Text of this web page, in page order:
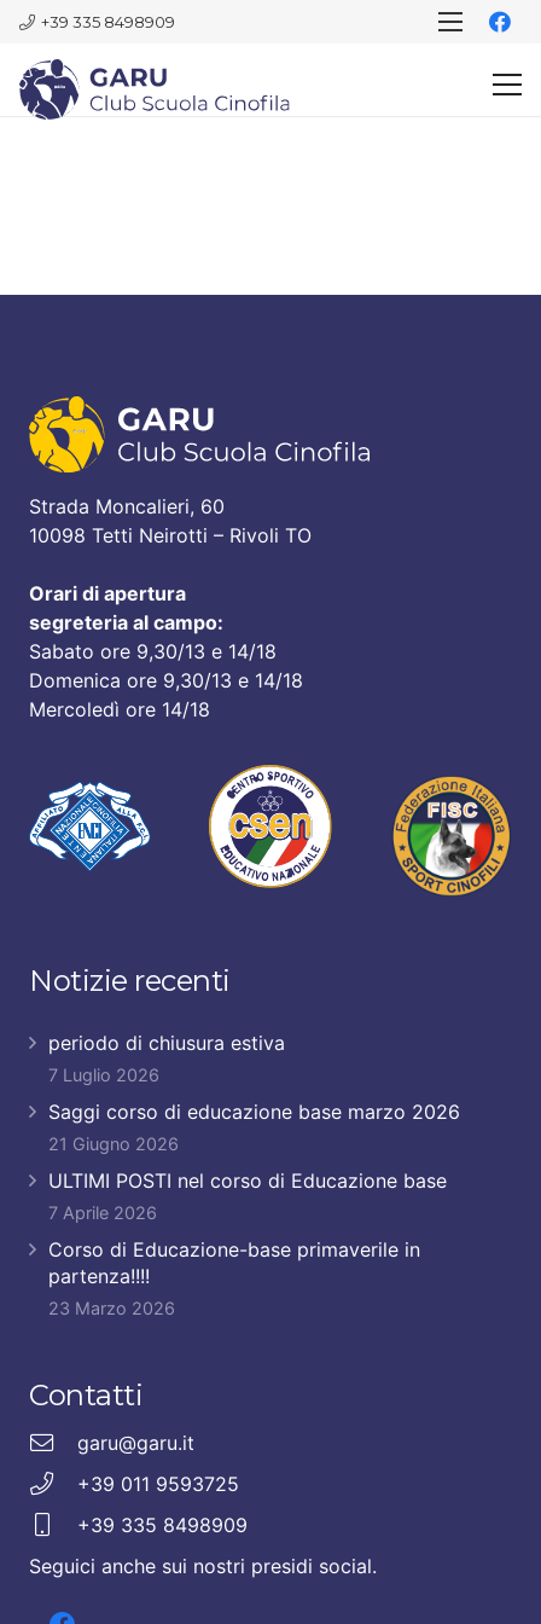
+39 335 8498909
Strada Moncalieri, 60
10098 Tetti Neirotti – Rivoli TO
Orari di apertura
segreteria al campo:
Sabato ore 9,30/13 e 14/18
Domenica ore 9,30/13 e 14/18
Mercoledì ore 14/18
Notizie recenti
periodo di chiusura estiva
7 Luglio 2026
Saggi corso di educazione base marzo 2026
21 Giugno 2026
ULTIMI POSTI nel corso di Educazione base
7 Aprile 2026
Corso di Educazione-base primaverile in
partenza!!!!
23 Marzo 2026
Contatti
garu@garu.it
+39 011 9593725
+39 335 8498909
Seguici anche sui nostri presidi social.